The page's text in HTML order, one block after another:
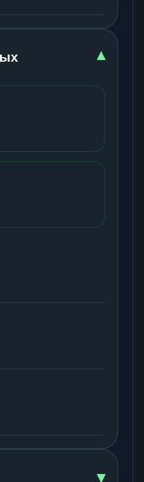
▾
▾